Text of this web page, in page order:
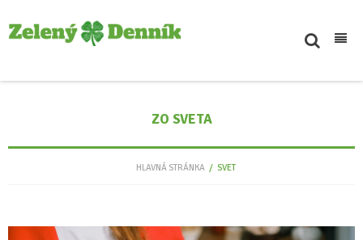
ZO SVETA
HLAVNÁ STRÁNKA / SVET